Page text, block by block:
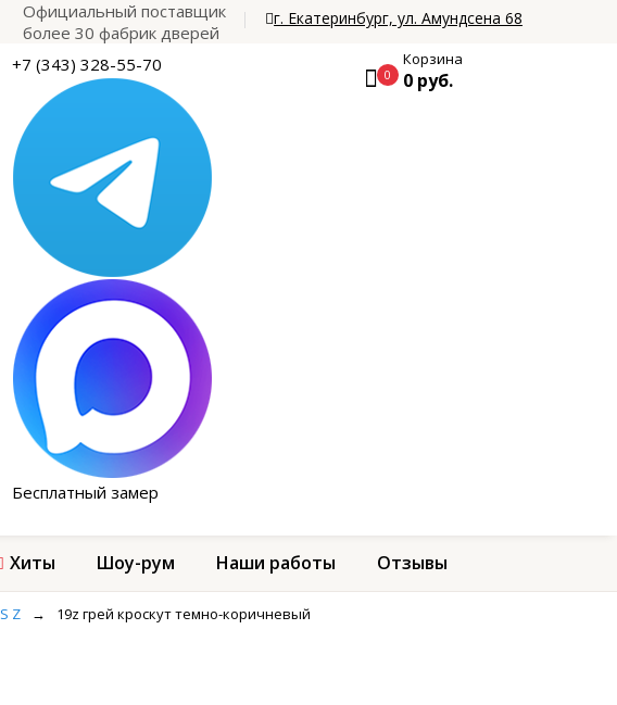
Официальный поставщик
более 30 фабрик дверей
г. Екатеринбург, ул. Амундсена 68
+7 (343) 328-55-70
Бесплатный замер
0
Корзина
0 руб.
Хиты Шоу-рум Наши работы Отзывы
Z → 19z грей кроскут темно-коричневый